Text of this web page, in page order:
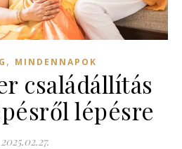
, MINDENNAPOK
családállítás
lépésre
2025.02.27.